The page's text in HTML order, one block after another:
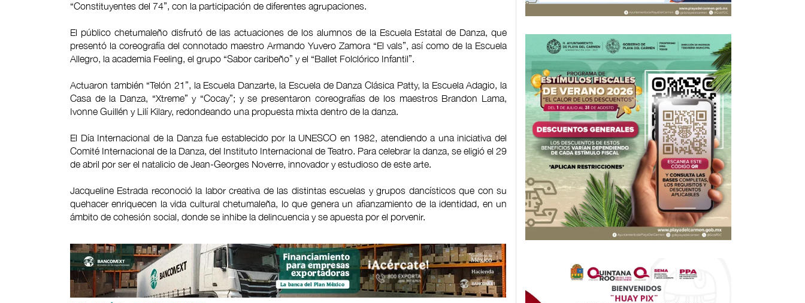
“Constituyentes del 74”, con la participación de diferentes agrupaciones.
El público chetumaleño disfrutó de las actuaciones de los alumnos de la Escuela Estatal de Danza, que
presentó la coreografía del connotado maestro Armando Yuvero Zamora “El vals”, así como de la Escuela
Allegro, la academia Feeling, el grupo “Sabor caribeño” y el “Ballet Folclórico Infantil”.
Actuaron también “Telón 21”, la Escuela Danzarte, la Escuela de Danza Clásica Patty, la Escuela Adagio, la
Casa de la Danza, “Xtreme” y “Cocay”; y se presentaron coreografías de los maestros Brandon Lama,
Ivonne Guillén y Lilí Kilary, redondeando una propuesta mixta dentro de la danza.
El Día Internacional de la Danza fue establecido por la UNESCO en 1982, atendiendo a una iniciativa del
Comité Internacional de la Danza, del Instituto Internacional de Teatro. Para celebrar la danza, se eligió el 29
de abril por ser el natalicio de Jean-Georges Noverre, innovador y estudioso de este arte.
Jacqueline Estrada reconoció la labor creativa de las distintas escuelas y grupos dancísticos que con su
quehacer enriquecen la vida cultural chetumaleña, lo que genera un afianzamiento de la identidad, en un
ámbito de cohesión social, donde se inhibe la delincuencia y se apuesta por el porvenir.